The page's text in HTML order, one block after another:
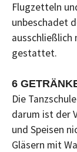
Flugzetteln
unbeschadet
ausschließlich
gestattet.
6
Die
darum ist der
und Speisen
Gläsern mit